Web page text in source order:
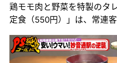
鶏モモ肉と野菜を特製のタ
定食（550円）」は、常連